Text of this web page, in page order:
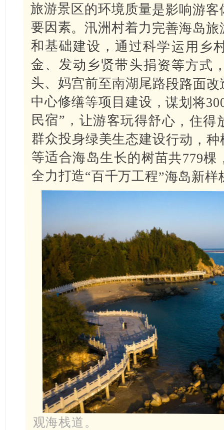
旅游景区的环境质量是影响游
要因素。汛洲村着力完善海岛
和基础建设，通过科学运用乡
金、发动乡贤带头捐资等方式
头、妈宫前至南湖尾路段路面
中心修缮等项目建设，谋划将
民宿”，让游客玩得舒心，住得
群众投身绿美生态建设行动，
等适合海岛生长的树苗共779
全力打造“百千万工程”海岛新样
观海栈道。